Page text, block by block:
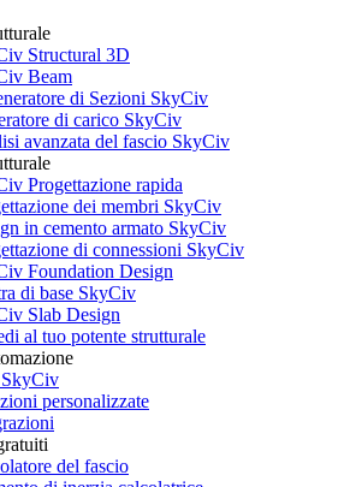
Structural 3D
Beam
di Sezioni SkyCiv
di carico SkyCiv
avanzata del fascio SkyCiv
Progettazione rapida
dei membri SkyCiv
in cemento armato SkyCiv
di connessioni SkyCiv
Foundation Design
di base SkyCiv
Slab Design
al tuo potente strutturale
personalizzate
del fascio